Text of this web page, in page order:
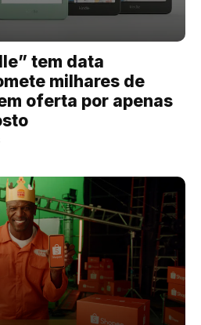
tem data
milhares de
oferta por apenas